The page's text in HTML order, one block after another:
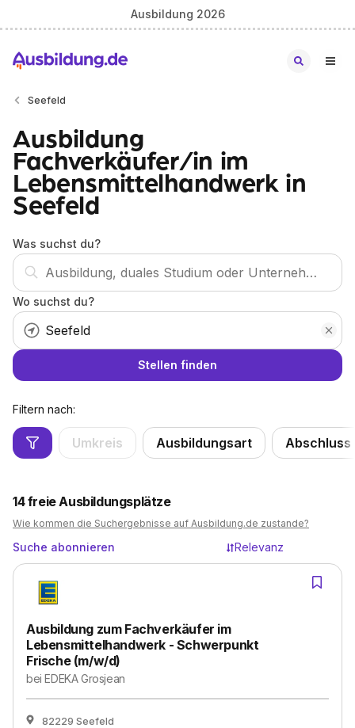
Ausbildung 2026
Seefeld
Ausbildung
Fachverkäufer/in im
Lebensmittelhandwerk in
Seefeld
Was suchst du?
Wo suchst du?
Stellen finden
Filtern nach:
Umkreis Ausbildungsart Abschluss
14freie Ausbildungsplätze
Wie kommen die Suchergebnisse auf Ausbildung.de zustande?
Suche abonnieren Relevanz
Ausbildung zum Fachverkäufer im
Lebensmittelhandwerk - Schwerpunkt
Frische (m/w/d)
beiEDEKA Grosjean
82229 Seefeld